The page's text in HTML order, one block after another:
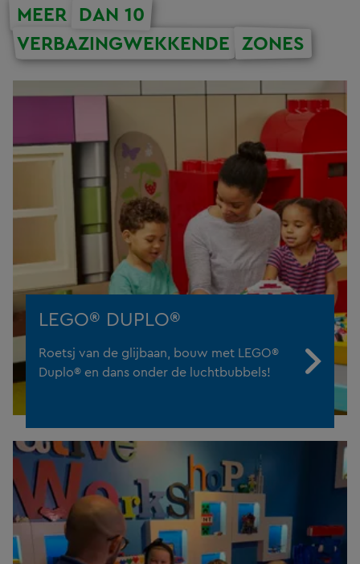
MEER DAN 10
VERBAZINGWEKKENDE ZONES
LEGO® DUPLO®
Roetsj van de glijbaan, bouw met LEGO®
Duplo® en dans onder de luchtbubbels!